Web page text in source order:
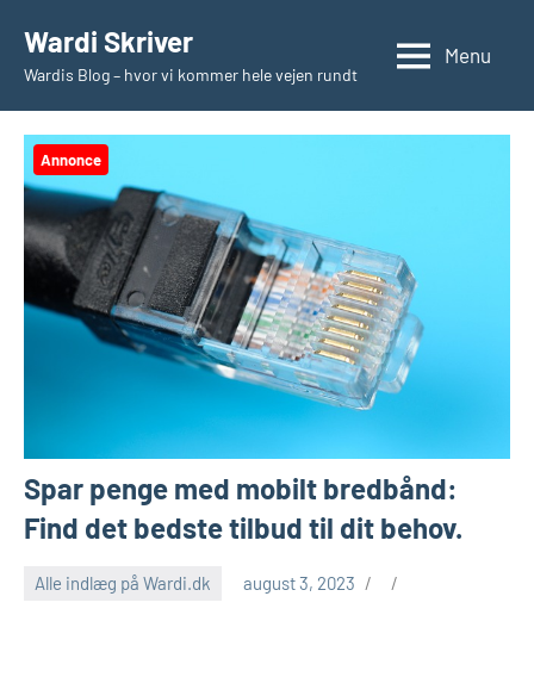
indhold
Wardi Skriver
Wardis Blog – hvor vi kommer hele vejen rundt
Menu
Annonce
Spar penge med mobilt bredbånd:
Find det bedste tilbud til dit behov.
Alle indlæg på Wardi.dk august 3, 2023